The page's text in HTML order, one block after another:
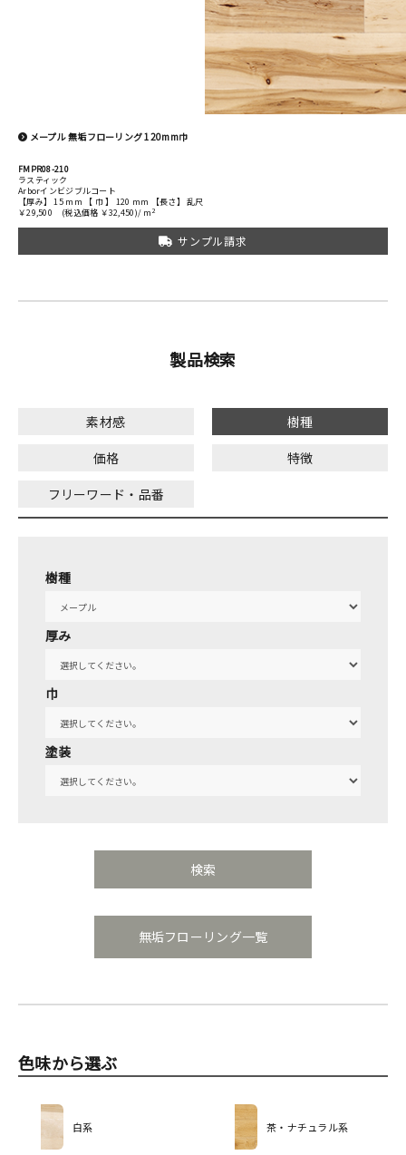
メープル 無垢フローリング 120mm巾
FMPR08-210
ラスティック
Arborインビジブルコート
【厚み】 15 mm 【 巾 】 120 mm 【長さ】 乱尺
￥29,500
(税込価格 ￥32,450)/ m 2
サンプル請求
製品検索
素材感
樹種
価格
特徴
フリーワード・品番
樹種
厚み
巾
塗装
無垢フローリング一覧
色味から選ぶ
白系 茶・ナチュラル系